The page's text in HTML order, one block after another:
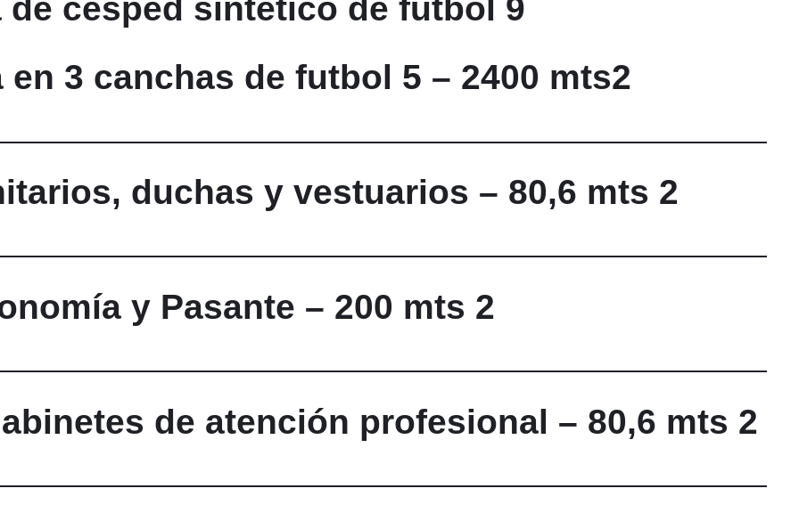
de césped sintético de futbol 9
3 canchas de futbol 5 – 2400 mts2
duchas y vestuarios – 80,6 mts 2
y Pasante – 200 mts 2
de atención profesional – 80,6 mts 2